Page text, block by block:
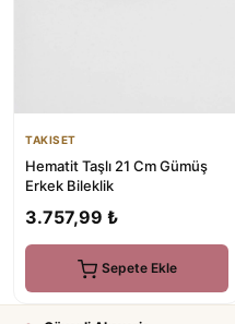
TAKISET
Hematit Taşlı 21 Cm Gümüş
Erkek Bileklik
3.757,99 ₺
Sepete Ekle